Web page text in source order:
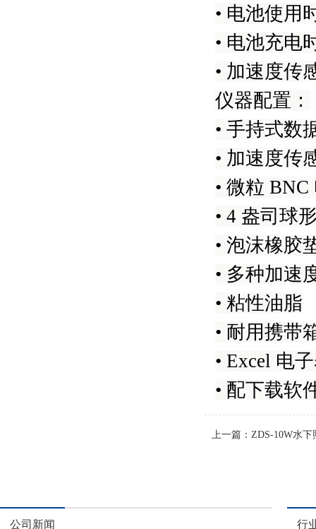
• 电池使用
• 电池充电
• 加速度传
仪器配置：
• 手持式数
• 加速度传
• 微粒
• 4 盎司球
• 泡沫橡胶
• 多种加速
• 粘性油脂
• 耐用携带
• Excel 电
• 配下载软
上一篇： ZDS-10W水下
公司新闻 行